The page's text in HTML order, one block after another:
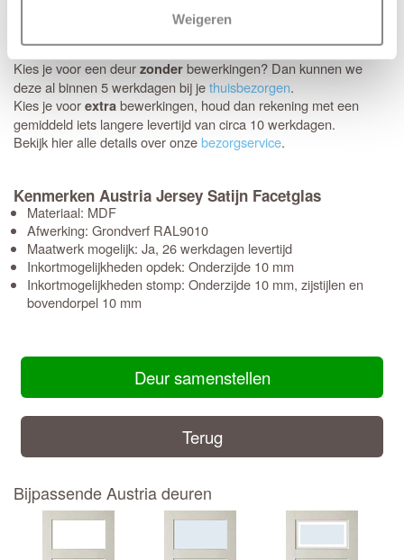
Weigeren
Schikt het moment niet? Geen probleem, je kunt eenvoudig zelf
een later bezorgmoment inplannen dat jou beter uitkomt.
Kies je voor een deurzonderbewerkingen? Dan kunnen we
deze al binnen 5 werkdagen bij jethuisbezorgen.
Kies je voorextrabewerkingen, houd dan rekening met een
gemiddeld iets langere levertijd van circa 10 werkdagen.
Bekijk hier alle details over onzebezorgservice.
Kenmerken Austria Jersey Satijn Facetglas
Materiaal: MDF
Afwerking: Grondverf RAL9010
Maatwerk mogelijk: Ja, 26 werkdagen levertijd
Inkortmogelijkheden opdek: Onderzijde 10 mm
Inkortmogelijkheden stomp: Onderzijde 10 mm, zijstijlen en
bovendorpel 10 mm
Deur samenstellen
Terug
Bijpassende Austria deuren